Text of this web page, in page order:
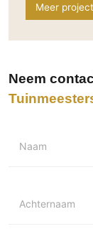
Meer
Neem
Naam
Achternaam